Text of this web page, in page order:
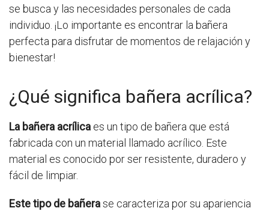
se busca y las necesidades personales de cada
individuo. ¡Lo importante es encontrar la bañera
perfecta para disfrutar de momentos de relajación y
bienestar!
¿Qué significa bañera acrílica?
La bañera acrílica es un tipo de bañera que está
fabricada con un material llamado acrílico. Este
material es conocido por ser resistente, duradero y
fácil de limpiar.
Este tipo de bañerase caracteriza por su apariencia